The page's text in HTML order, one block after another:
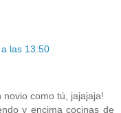
las 13:50
como tú, jajajaja!
y encima cocinas de